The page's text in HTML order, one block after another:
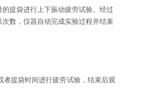
提袋进行上下振动疲劳试验。经过
数，仪器自动完成实验过程并结束
者提袋时间进行疲劳试验，结束后观